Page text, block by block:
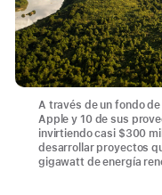
A través de un fondo
Apple y 10 de sus
invirtiendo casi $300
desarrollar proyectos
gigawatt de energía